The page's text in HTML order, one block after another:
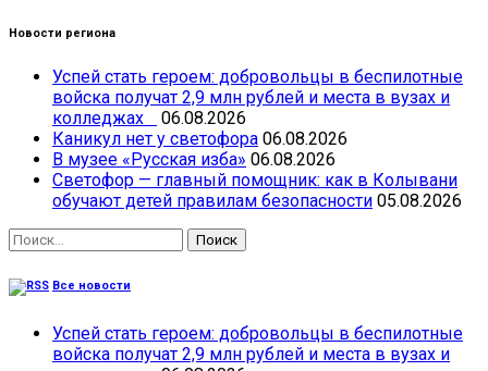
Новости региона
Успей стать героем: добровольцы в беспилотные
войска получат 2,9 млн рублей и места в вузах и
колледжах
06.08.2026
Каникул нет у светофора 06.08.2026
В музее «Русская изба» 06.08.2026
Светофор — главный помощник: как в Колывани
обучают детей правилам безопасности 05.08.2026
Найти:
Все новости
Успей стать героем: добровольцы в беспилотные
войска получат 2,9 млн рублей и места в вузах и